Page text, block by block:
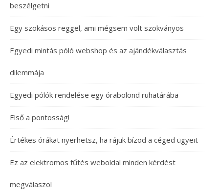
beszélgetni
Egy szokásos reggel, ami mégsem volt szokványos
Egyedi mintás póló webshop és az ajándékválasztás
dilemmája
Egyedi pólók rendelése egy órabolond ruhatárába
Első a pontosság!
Értékes órákat nyerhetsz, ha rájuk bízod a céged ügyeit
Ez az elektromos fűtés weboldal minden kérdést
megválaszol